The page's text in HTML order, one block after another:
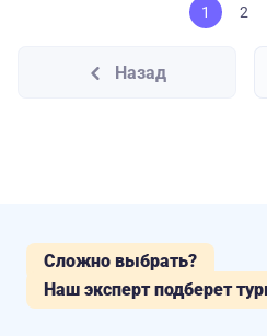
1 2
Назад
Сложно выбрать?
Наш эксперт подберет